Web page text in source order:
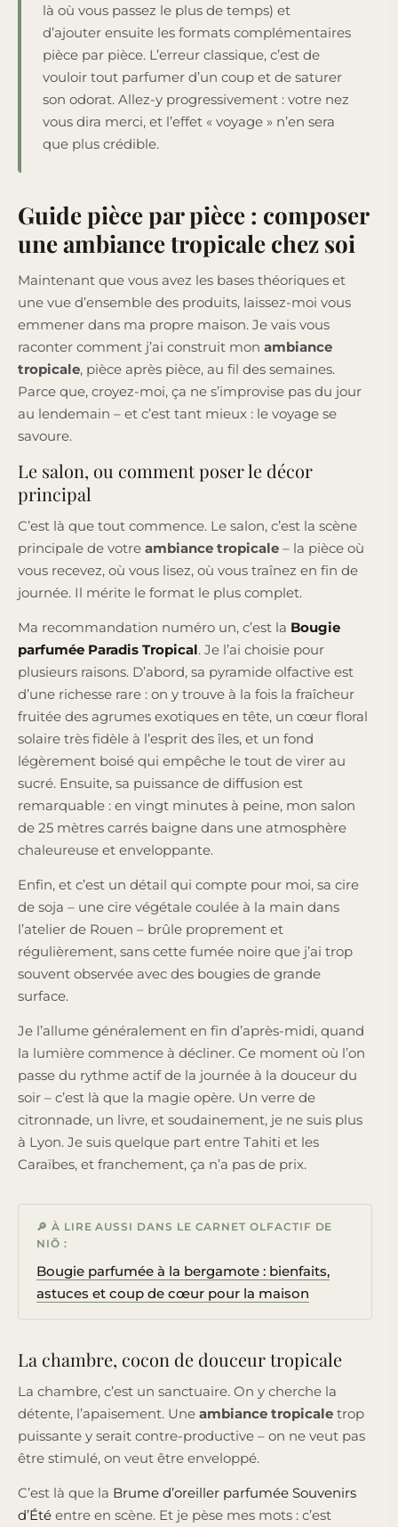
là où vous passez le plus de temps) et
d’ajouter ensuite les formats complémentaires
pièce par pièce. L’erreur classique, c’est de
vouloir tout parfumer d’un coup et de saturer
son odorat. Allez-y progressivement : votre nez
vous dira merci, et l’effet « voyage » n’en sera
que plus crédible.
Guide pièce par pièce : composer
une ambiance tropicale chez soi
Maintenant que vous avez les bases théoriques et
une vue d’ensemble des produits, laissez-moi vous
emmener dans ma propre maison. Je vais vous
raconter comment j’ai construit mon ambiance
tropicale, pièce après pièce, au fil des semaines.
Parce que, croyez-moi, ça ne s’improvise pas du jour
au lendemain – et c’est tant mieux : le voyage se
savoure.
Le salon, ou comment poser le décor
principal
C’est là que tout commence. Le salon, c’est la scène
principale de votre ambiance tropicale – la pièce où
vous recevez, où vous lisez, où vous traînez en fin de
journée. Il mérite le format le plus complet.
Ma recommandation numéro un, c’est la Bougie
parfumée Paradis Tropical. Je l’ai choisie pour
plusieurs raisons. D’abord, sa pyramide olfactive est
d’une richesse rare : on y trouve à la fois la fraîcheur
fruitée des agrumes exotiques en tête, un cœur floral
solaire très fidèle à l’esprit des îles, et un fond
légèrement boisé qui empêche le tout de virer au
sucré. Ensuite, sa puissance de diffusion est
remarquable : en vingt minutes à peine, mon salon
de 25 mètres carrés baigne dans une atmosphère
chaleureuse et enveloppante.
Enfin, et c’est un détail qui compte pour moi, sa cire
de soja – une cire végétale coulée à la main dans
l’atelier de Rouen – brûle proprement et
régulièrement, sans cette fumée noire que j’ai trop
souvent observée avec des bougies de grande
surface.
Je l’allume généralement en fin d’après-midi, quand
la lumière commence à décliner. Ce moment où l’on
passe du rythme actif de la journée à la douceur du
soir – c’est là que la magie opère. Un verre de
citronnade, un livre, et soudainement, je ne suis plus
à Lyon. Je suis quelque part entre Tahiti et les
Caraïbes, et franchement, ça n’a pas de prix.
🔎 À LIRE AUSSI DANS LE CARNET OLFACTIF DE
NIÕ :
Bougie parfumée à la bergamote : bienfaits,
astuces et coup de cœur pour la maison
La chambre, cocon de douceur tropicale
La chambre, c’est un sanctuaire. On y cherche la
détente, l’apaisement. Une ambiance tropicale trop
puissante y serait contre-productive – on ne veut pas
être stimulé, on veut être enveloppé.
C’est là que la Brume d’oreiller parfumée Souvenirs
d’Été entre en scène. Et je pèse mes mots : c’est